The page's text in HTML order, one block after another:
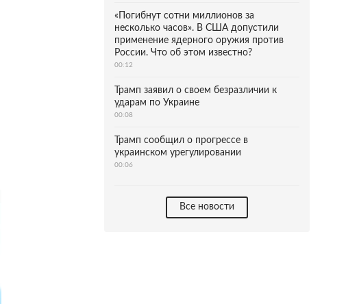
«Погибнут сотни миллионов за
несколько часов». В США допустили
применение ядерного оружия против
России. Что об этом известно?
00:12
Трамп заявил о своем безразличии к
ударам по Украине
00:08
Трамп сообщил о прогрессе в
украинском урегулировании
00:06
Все новости